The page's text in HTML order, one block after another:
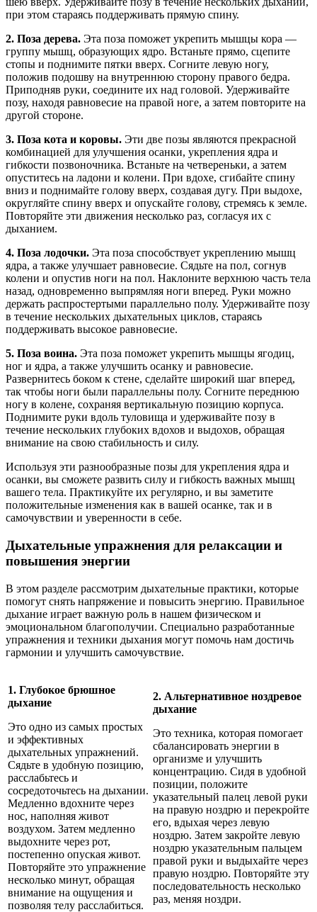
при этом стараясь поддерживать прямую спину.
2. Поза дерева. Эта поза поможет укрепить мышцы кора —
группу мышц, образующих ядро. Встаньте прямо, сцепите
стопы и поднимите пятки вверх. Согните левую ногу,
положив подошву на внутреннюю сторону правого бедра.
Приподняв руки, соедините их над головой. Удерживайте
позу, находя равновесие на правой ноге, а затем повторите на
другой стороне.
3. Поза кота и коровы. Эти две позы являются прекрасной
комбинацией для улучшения осанки, укрепления ядра и
гибкости позвоночника. Встаньте на четвереньки, а затем
опуститесь на ладони и колени. При вдохе, сгибайте спину
вниз и поднимайте голову вверх, создавая дугу. При выдохе,
округляйте спину вверх и опускайте голову, стремясь к земле.
Повторяйте эти движения несколько раз, согласуя их с
дыханием.
4. Поза лодочки. Эта поза способствует укреплению мышц
ядра, а также улучшает равновесие. Сядьте на пол, согнув
колени и опустив ноги на пол. Наклоните верхнюю часть тела
назад, одновременно выпрямляя ноги вперед. Руки можно
держать распростертыми параллельно полу. Удерживайте позу
в течение нескольких дыхательных циклов, стараясь
поддерживать высокое равновесие.
5. Поза воина. Эта поза поможет укрепить мышцы ягодиц,
ног и ядра, а также улучшить осанку и равновесие.
Развернитесь боком к стене, сделайте широкий шаг вперед,
так чтобы ноги были параллельны полу. Согните переднюю
ногу в колене, сохраняя вертикальную позицию корпуса.
Поднимите руки вдоль туловища и удерживайте позу в
течение нескольких глубоких вдохов и выдохов, обращая
внимание на свою стабильность и силу.
Используя эти разнообразные позы для укрепления ядра и
осанки, вы сможете развить силу и гибкость важных мышц
вашего тела. Практикуйте их регулярно, и вы заметите
положительные изменения как в вашей осанке, так и в
самочувствии и уверенности в себе.
Дыхательные упражнения для релаксации и
повышения энергии
В этом разделе рассмотрим дыхательные практики, которые
помогут снять напряжение и повысить энергию. Правильное
дыхание играет важную роль в нашем физическом и
эмоциональном благополучии. Специально разработанные
упражнения и техники дыхания могут помочь нам достичь
гармонии и улучшить самочувствие.
1. Глубокое брюшное
дыхание
Это одно из самых простых
и эффективных
дыхательных упражнений.
Сядьте в удобную позицию,
расслабьтесь и
сосредоточьтесь на дыхании.
Медленно вдохните через
нос, наполняя живот
воздухом. Затем медленно
выдохните через рот,
постепенно опуская живот.
Повторяйте это упражнение
несколько минут, обращая
внимание на ощущения и
позволяя телу расслабиться.
2. Альтернативное ноздревое
дыхание
Это техника, которая помогает
сбалансировать энергии в
организме и улучшить
концентрацию. Сидя в удобной
позиции, положите
указательный палец левой руки
на правую ноздрю и перекройте
его, вдыхая через левую
ноздрю. Затем закройте левую
ноздрю указательным пальцем
правой руки и выдыхайте через
правую ноздрю. Повторяйте эту
последовательность несколько
раз, меняя ноздри.